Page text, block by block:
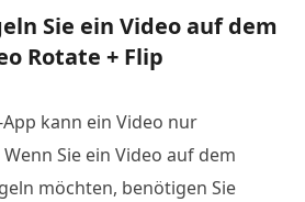
Sie ein Video auf dem
Rotate + Flip
kann ein Video nur
Sie ein Video auf dem
möchten, benötigen Sie